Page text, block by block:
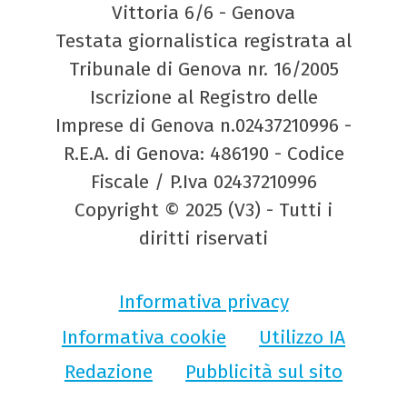
Vittoria 6/6 - Genova
Testata giornalistica registrata al
Tribunale di Genova nr. 16/2005
Iscrizione al Registro delle
Imprese di Genova n.02437210996 -
R.E.A. di Genova: 486190 - Codice
Fiscale / P.Iva 02437210996
Copyright © 2025 (V3) - Tutti i
diritti riservati
Informativa privacy
Informativa cookie
Utilizzo IA
Redazione
Pubblicità sul sito